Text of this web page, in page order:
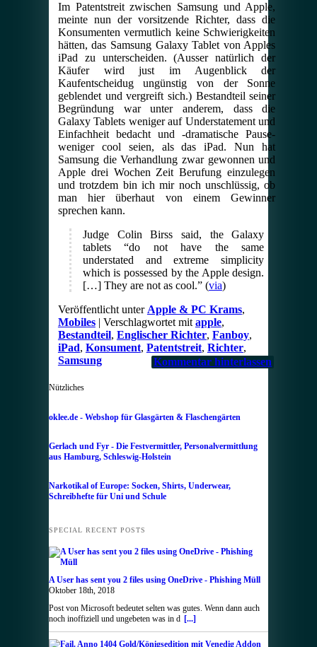
Im Patentstreit zwischen Samsung und Apple,
meinte nun der vorsitzende Richter, dass die
Konsumenten vermutlich keine Schwierigkeiten
hätten, das Samsung Galaxy Tablet von Apples
iPad zu unterscheiden. (Ausser natürlich der
Käufer wird just im Augenblick der
Kaufentscheidug ungünstig von der Sonne
geblendet und vergreift sich.) Bestandteil seiner
Begründung war unter anderem, dass die
Galaxy Tablets weniger auf Understatement und
Einfachheit bedacht und -dramatische Pause-
weniger cool seien, als das iPad. Nun hat
Samsung die Verhandlung zwar gewonnen und
Apple drei Wochen Zeit Berufung einzulegen
und trotzdem bin ich mir noch unschlüssig, ob
man hier überhaut von einem Gewinner
sprechen kann.
Judge Colin Birss said, the Galaxy
tablets “do not have the same
understated and extreme simplicity
which is possessed by the Apple design.
[…] They are not as cool.” (via)
Veröffentlicht unter Apple & PC Krams,
Mobiles | Verschlagwortet mit apple,
Bestandteil, Englischer Richter, Fanboy,
iPad, Konsument, Patentstreit, Richter,
Samsung
Kommentar hinterlassen
Nützliches
oklee.de - Webshop für Glasgärten & Flaschengärten
Gerlach und Fyr - Die Festvermittler, Personalvermittlung
aus Hamburg, Schleswig-Holstein
Narkotikal of Europe: Socken, Shirts, Underwear,
Schreibhefte für Uni und Schule
SPECIAL RECENT POSTS
A User has sent you 2 files using OneDrive - Phishing Müll
Oktober 18th, 2018
Post von Microsoft bedeutet selten was gutes. Wenn dann auch
noch inoffiziell und ungebeten was in d [...]